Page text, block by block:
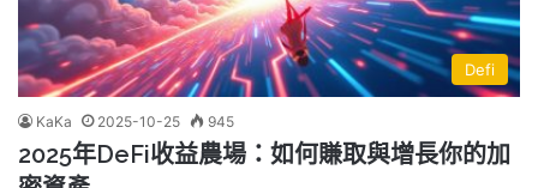
Defi
KaKa 2025-10-25 945
2025年DeFi收益農場：如何賺取與增長你的加